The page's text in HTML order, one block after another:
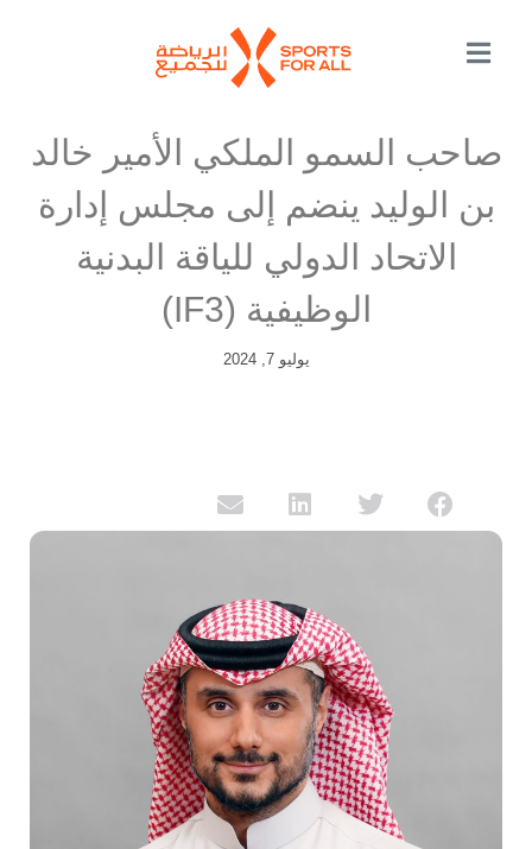
صاحب السمو الملكي الأمير خالد
بن الوليد ينضم إلى مجلس إدارة
الاتحاد الدولي للياقة البدنية
الوظيفية (iF3)
يوليو 7, 2024